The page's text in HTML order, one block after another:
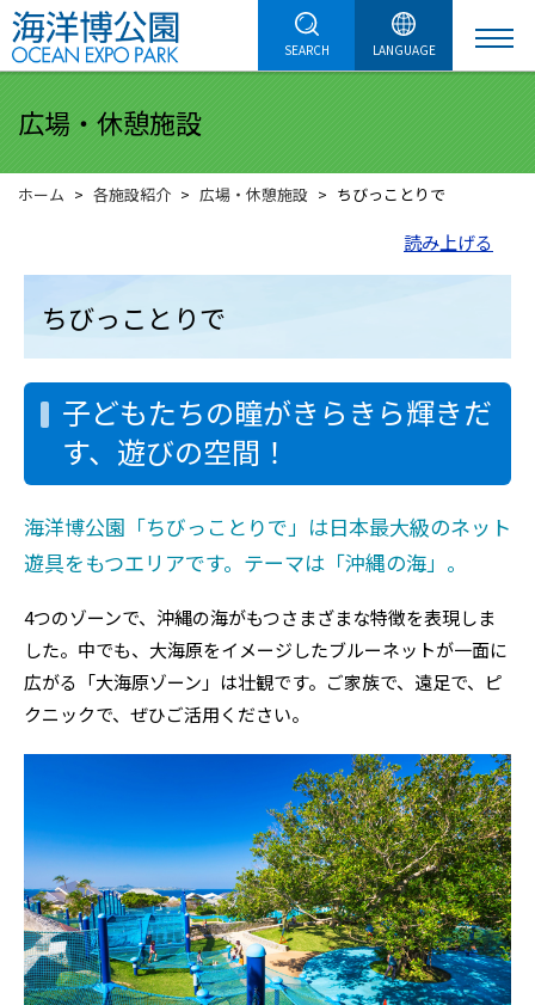
SEARCH LANGUAGE
広場・休憩施設
ホーム 各施設紹介 広場・休憩施設 ちびっことりで
読み上げる
ちびっことりで
子どもたちの瞳がきらきら輝きだ
す、遊びの空間！
海洋博公園「ちびっことりで」は日本最大級のネット
遊具をもつエリアです。テーマは「沖縄の海」。
4つのゾーンで、沖縄の海がもつさまざまな特徴を表現しま
した。中でも、大海原をイメージしたブルーネットが一面に
広がる「大海原ゾーン」は壮観です。ご家族で、遠足で、ピ
クニックで、ぜひご活用ください。